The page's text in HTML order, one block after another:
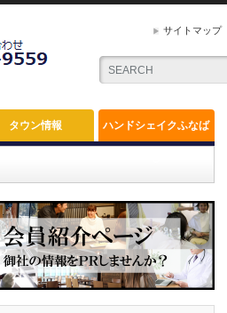
サイトマップ
タウン情報 ハンドシェイクふなば